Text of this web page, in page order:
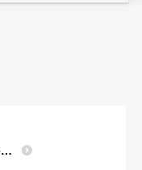
Steelcase Flex Perch – Perfil Medioambiental del Producto